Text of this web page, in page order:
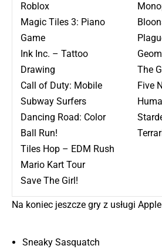
Roblox
Magic Tiles 3: Piano
Game
Ink Inc. – Tattoo
Drawing
Call of Duty: Mobile
Subway Surfers
Dancing Road: Color
Ball Run!
Tiles Hop – EDM Rush
Mario Kart Tour
Save The Girl!
The
Five
Na koniec jeszcze gry z usługi
Sneaky Sasquatch